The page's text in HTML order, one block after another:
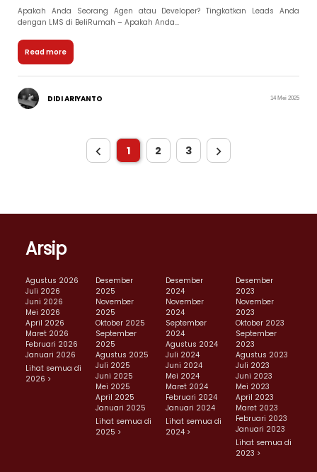
Apakah Anda Seorang Agen atau Developer? Tingkatkan Leads Anda
dengan LMS di BeliRumah – Apakah Anda...
Read more
DIDI ARIYANTO 14 Mei 2025
1 2 3
Arsip
Agustus 2026
Juli 2026
Juni 2026
Mei 2026
April 2026
Maret 2026
Februari 2026
Januari 2026
Lihat semua di
2026 >
Desember
2025
November
2025
Oktober 2025
September
2025
Agustus 2025
Juli 2025
Juni 2025
Mei 2025
April 2025
Januari 2025
Lihat semua di
2025 >
Desember
2024
November
2024
September
2024
Agustus 2024
Juli 2024
Juni 2024
Mei 2024
Maret 2024
Februari 2024
Januari 2024
Lihat semua di
2024 >
Desember
2023
November
2023
Oktober 2023
September
2023
Agustus 2023
Juli 2023
Juni 2023
Mei 2023
April 2023
Maret 2023
Februari 2023
Januari 2023
Lihat semua di
2023 >